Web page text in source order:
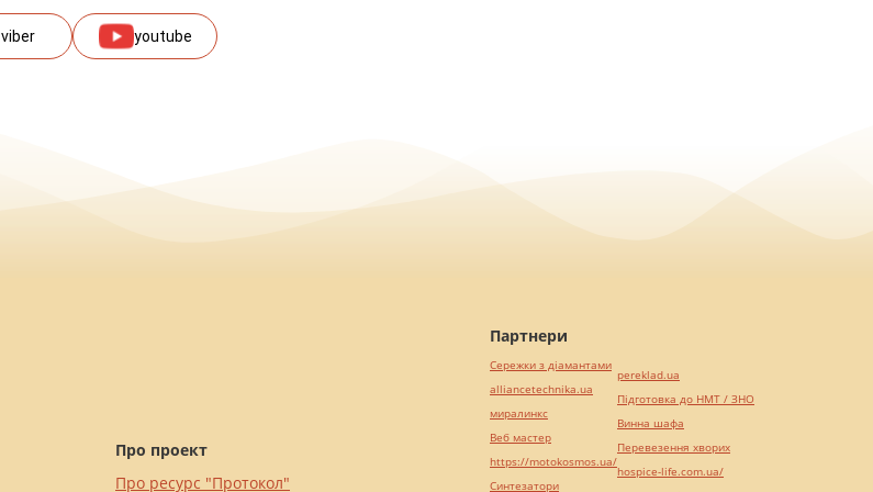
viber youtube
Про проект
Про ресурс "Протокол"
Партнери
Сережки з діамантами
alliancetechnika.ua
миралинкс
Веб мастер
https://motokosmos.ua/
Синтезатори
pereklad.ua
Підготовка до НМТ / ЗНО
Винна шафа
Перевезення хворих
hospice-life.com.ua/